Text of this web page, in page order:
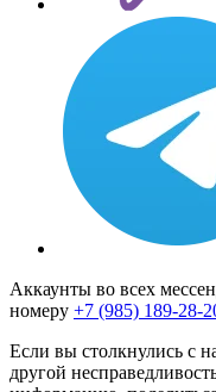
Аккаунты во всех
номеру +7 (985) 189-28-
Если вы столкнулись с
другой